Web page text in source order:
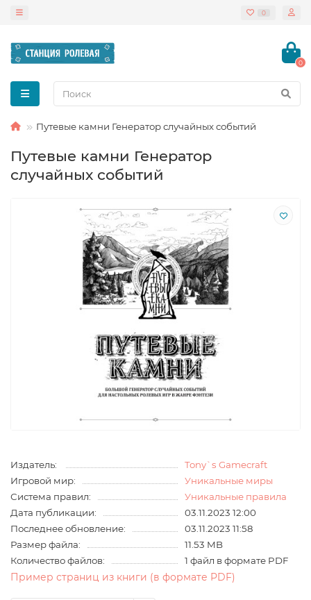
0
0
Путевые камни Генератор случайных событий
Путевые камни Генератор
случайных событий
Издатель:
Tony`s Gamecraft
Игровой мир:
Уникальные миры
Система правил:
Уникальные правила
Дата публикации:
03.11.2023 12:00
Последнее обновление:
03.11.2023 11:58
Размер файла:
11.53 MB
Количество файлов:
1 файл в формате PDF
Пример страниц из книги (в формате PDF)